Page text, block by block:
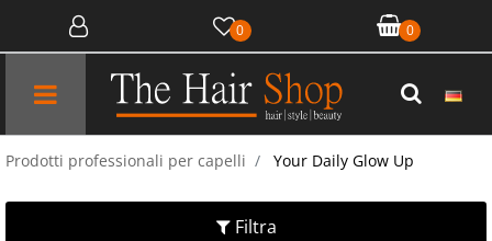
0 0
Open menu
Prodotti professionali per capelli Your Daily Glow Up
Filtra